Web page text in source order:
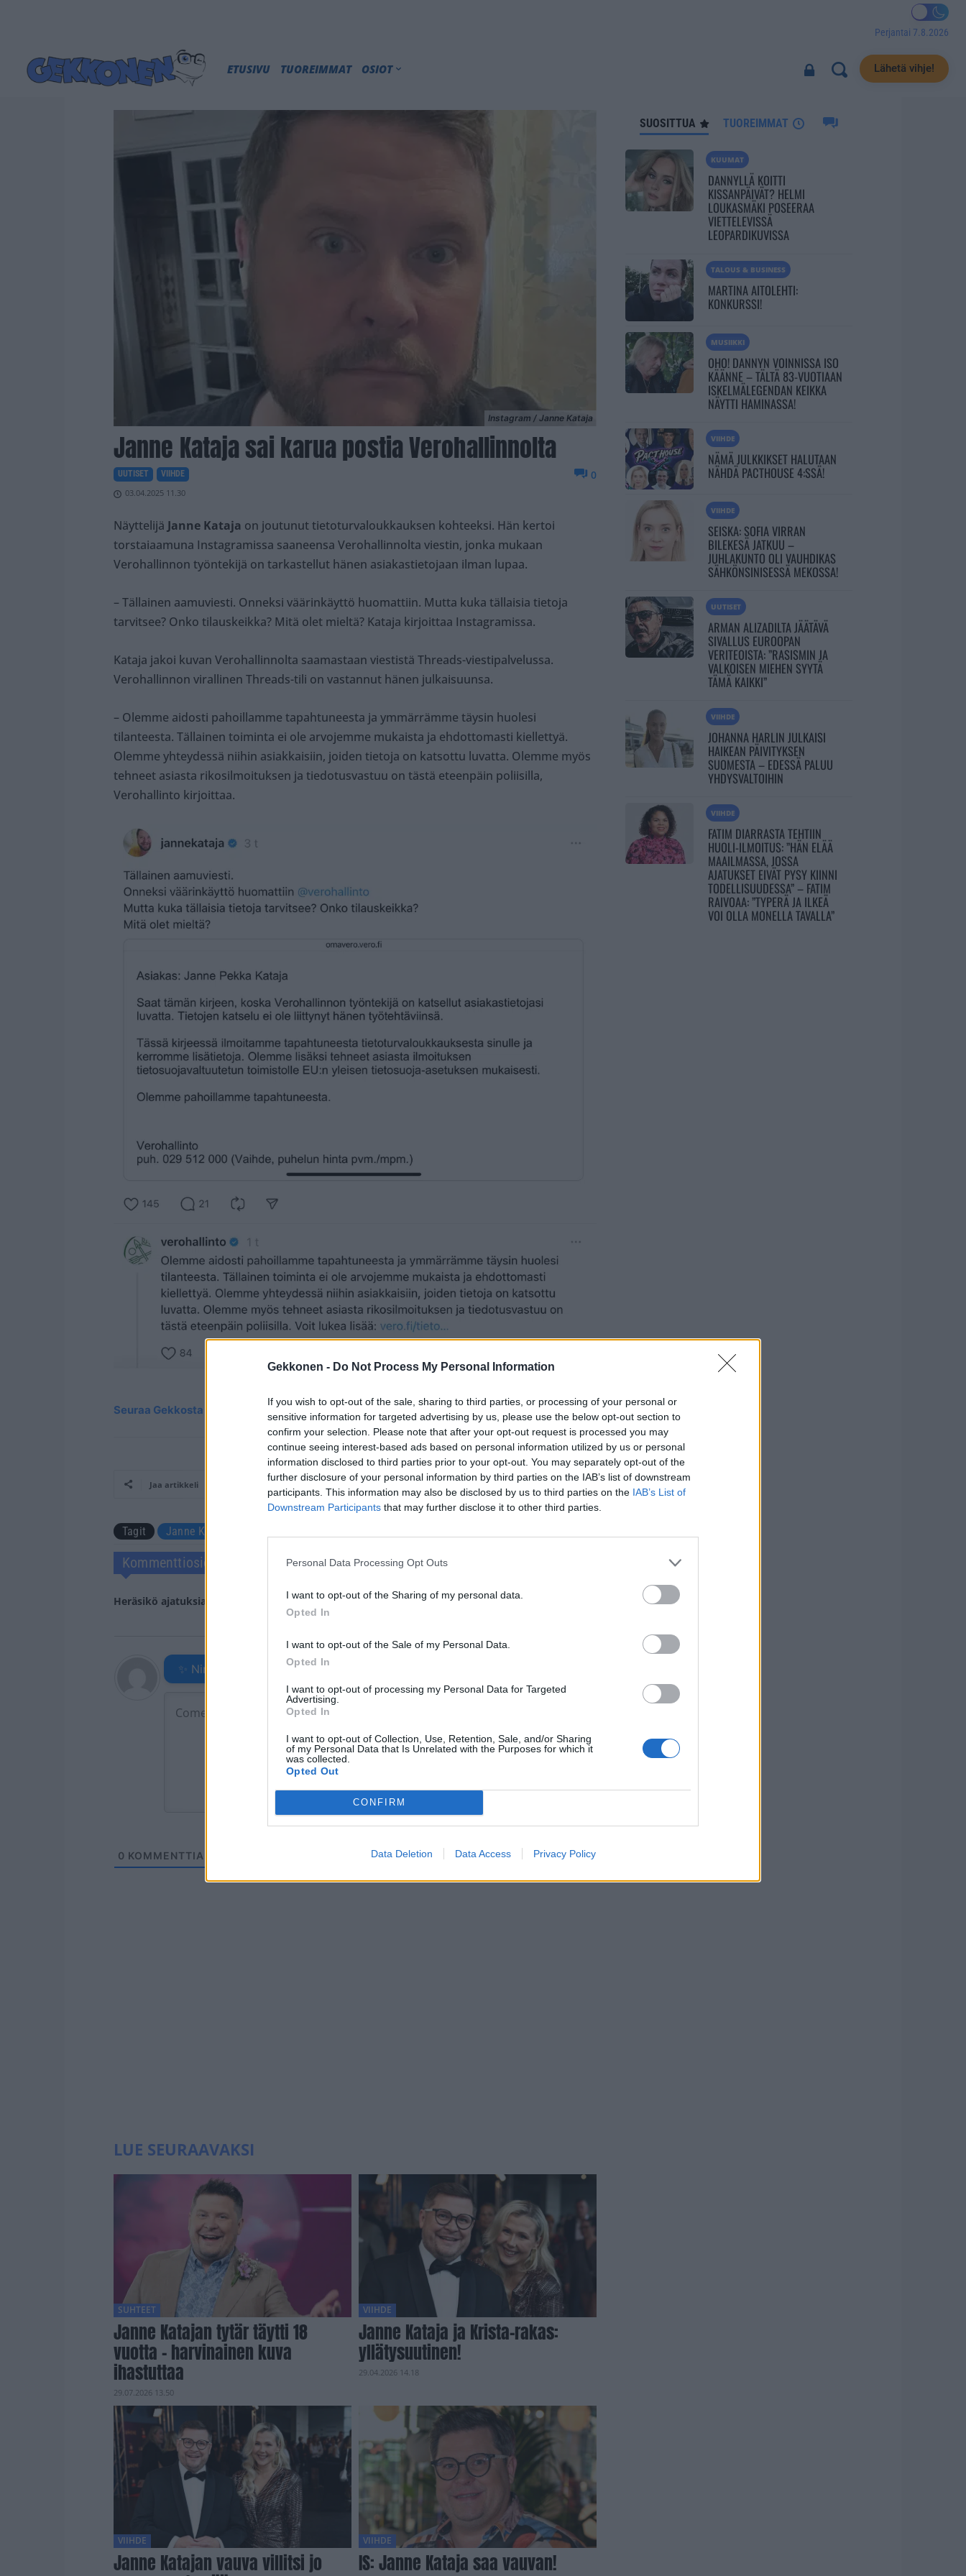
Gekkonen - Do Not Process My Personal Information
If you wish to opt-out of the sale, sharing to third parties, or processing of your personal or
sensitive information for targeted advertising by us, please use the below opt-out section to
confirm your selection. Please note that after your opt-out request is processed you may
continue seeing interest-based ads based on personal information utilized by us or personal
information disclosed to third parties prior to your opt-out. You may separately opt-out of the
further disclosure of your personal information by third parties on the IAB’s list of downstream
participants. This information may also be disclosed by us to third parties on the IAB’s List of
Downstream Participants that may further disclose it to other third parties.
Personal Data Processing Opt Outs
I want to opt-out of the Sharing of my personal data.
Opted In
I want to opt-out of the Sale of my Personal Data.
Opted In
I want to opt-out of processing my Personal Data for Targeted
Advertising.
Opted In
I want to opt-out of Collection, Use, Retention, Sale, and/or Sharing
of my Personal Data that Is Unrelated with the Purposes for which it
was collected.
Opted Out
CONFIRM
Data Deletion Data Access Privacy Policy
Perjantai 7.8.2026
ETUSIVU TUOREIMMAT OSIOT Lähetä vihje!
Instagram / Janne Kataja
Janne Kataja sai karua postia Verohallinnolta
UUTISET VIIHDE
03.04.2025 11.30
0
Näyttelijä Janne Kataja on joutunut tietoturvaloukkauksen kohteeksi. Hän kertoi
torstaiaamuna Instagramissa saaneensa Verohallinnolta viestin, jonka mukaan
Verohallinnon työntekijä on tarkastellut hänen asiakastietojaan ilman lupaa.
– Tällainen aamuviesti. Onneksi väärinkäyttö huomattiin. Mutta kuka tällaisia tietoja
tarvitsee? Onko tilauskeikka? Mitä olet mieltä? Kataja kirjoittaa Instagramissa.
Kataja jakoi kuvan Verohallinnolta saamastaan viestistä Threads-viestipalvelussa.
Verohallinnon virallinen Threads-tili on vastannut hänen julkaisuunsa.
– Olemme aidosti pahoillamme tapahtuneesta ja ymmärrämme täysin huolesi
tilanteesta. Tällainen toiminta ei ole arvojemme mukaista ja ehdottomasti kiellettyä.
Olemme yhteydessä niihin asiakkaisiin, joiden tietoja on katsottu luvatta. Olemme myös
tehneet asiasta rikosilmoituksen ja tiedotusvastuu on tästä eteenpäin poliisilla,
Verohallinto kirjoittaa.
Seuraa Gekkosta Instagramissa
Teksti: Toimitus
Jaa artikkeli
Tagit Janne Kataja
Kommenttiosio
Heräsikö ajatuksia? Kerro mielipiteesi.Tutustu kuitenkinsääntöihin.
✨ Nimikone
0 KOMMENTTIA
LUE SEURAAVAKSI
SUHTEET
Janne Katajan tytär täytti 18
vuotta – harvinainen kuva
ihastuttaa
29.07.2026 13.50
VIIHDE
Janne Kataja ja Krista-rakas:
yllätysuutinen!
29.04.2026 14.18
VIIHDE
Janne Katajan vauva villitsi jo
VIIHDE
IS: Janne Kataja saa vauvan!
SUOSITTUA TUOREIMMAT
KUUMAT
DANNYLLÄ KOITTI
KISSANPÄIVÄT? HELMI
LOUKASMÄKI POSEERAA
VIETTELEVISSÄ
LEOPARDIKUVISSA
TALOUS & BUSINESS
MARTINA AITOLEHTI:
KONKURSSI!
MUSIIKKI
OHO! DANNYN VOINNISSA ISO
KÄÄNNE – TÄLTÄ 83-VUOTIAAN
ISKELMÄLEGENDAN KEIKKA
NÄYTTI HAMINASSA!
VIIHDE
NÄMÄ JULKKIKSET HALUTAAN
NÄHDÄ PACTHOUSE 4:SSÄ!
VIIHDE
SEISKA: SOFIA VIRRAN
BILEKESÄ JATKUU –
JUHLAKUNTO OLI VAUHDIKAS
SÄHKÖNSINISESSÄ MEKOSSA!
UUTISET
ARMAN ALIZADILTA JÄÄTÄVÄ
SIVALLUS EUROOPAN
VERITEOISTA: ”RASISMIN JA
VALKOISEN MIEHEN SYYTÄ
TÄMÄ KAIKKI”
VIIHDE
JOHANNA HARLIN JULKAISI
HAIKEAN PÄIVITYKSEN
SUOMESTA – EDESSÄ PALUU
YHDYSVALTOIHIN
VIIHDE
FATIM DIARRASTA TEHTIIN
HUOLI-ILMOITUS: ”HÄN ELÄÄ
MAAILMASSA, JOSSA
AJATUKSET EIVÄT PYSY KIINNI
TODELLISUUDESSA” – FATIM
RAIVOAA: ”TYPERÄ JA ILKEÄ
VOI OLLA MONELLA TAVALLA”